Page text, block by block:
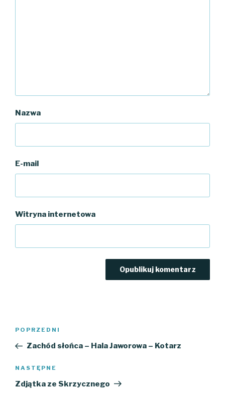
Nazwa
E-mail
Witryna internetowa
Poprzedni
wpis
POPRZEDNI
Zachód słońca – Hala Jaworowa – Kotarz
Następny
wpis
NASTĘPNE
Zdjątka ze Skrzycznego